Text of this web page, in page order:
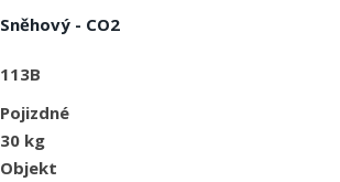
Sněhový - CO2
113B
Pojizdné
30 kg
Objekt